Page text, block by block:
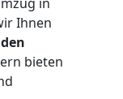
Ihnen
bieten